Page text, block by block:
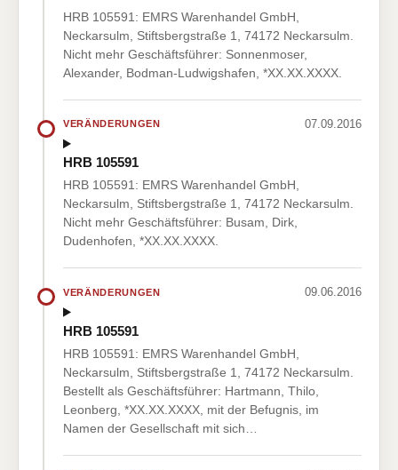
HRB 105591: EMRS Warenhandel GmbH,
Neckarsulm, Stiftsbergstraße 1, 74172 Neckarsulm.
Nicht mehr Geschäftsführer: Sonnenmoser,
Alexander, Bodman-Ludwigshafen, *XX.XX.XXXX.
VERÄNDERUNGEN 07.09.2016
HRB 105591
HRB 105591: EMRS Warenhandel GmbH,
Neckarsulm, Stiftsbergstraße 1, 74172 Neckarsulm.
Nicht mehr Geschäftsführer: Busam, Dirk,
Dudenhofen, *XX.XX.XXXX.
VERÄNDERUNGEN 09.06.2016
HRB 105591
HRB 105591: EMRS Warenhandel GmbH,
Neckarsulm, Stiftsbergstraße 1, 74172 Neckarsulm.
Bestellt als Geschäftsführer: Hartmann, Thilo,
Leonberg, *XX.XX.XXXX, mit der Befugnis, im
Namen der Gesellschaft mit sich…